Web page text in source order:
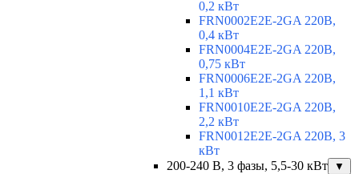
0,2 кВт
FRN0002E2E-2GA 220В,
0,4 кВт
FRN0004E2E-2GA 220В,
0,75 кВт
FRN0006E2E-2GA 220В,
1,1 кВт
FRN0010E2E-2GA 220В,
2,2 кВт
FRN0012E2E-2GA 220В, 3
кВт
200-240 В, 3 фазы, 5,5-30 кВт
▼